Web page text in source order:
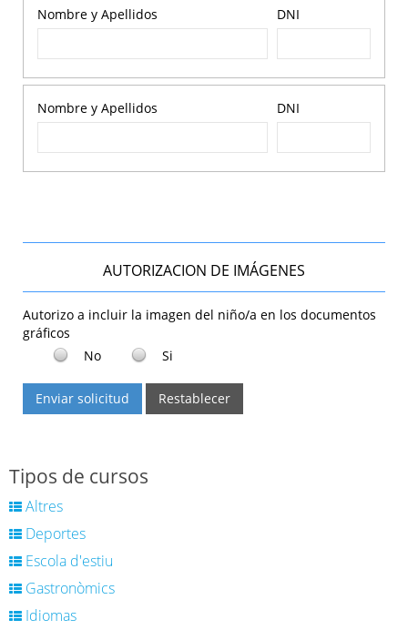
Nombre y Apellidos DNI
Nombre y Apellidos DNI
AUTORIZACION DE IMÁGENES
Autorizo a incluir la imagen del niño/a en los documentos
gráficos
No
Si
Enviar solicitud Restablecer
Tipos de cursos
Altres
Deportes
Escola d'estiu
Gastronòmics
Idiomas